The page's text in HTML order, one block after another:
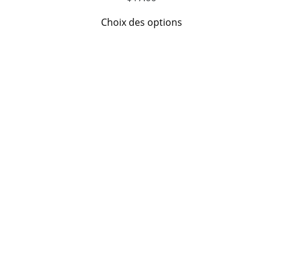
Choix des options